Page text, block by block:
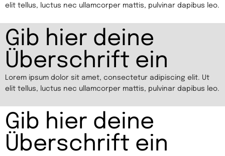
elit tellus, luctus nec ullamcorper mattis, pulvinar dapibus leo.
Gib hier deine
Überschrift ein
Lorem ipsum dolor sit amet, consectetur adipiscing elit. Ut
elit tellus, luctus nec ullamcorper mattis, pulvinar dapibus leo.
Gib hier deine
Überschrift ein